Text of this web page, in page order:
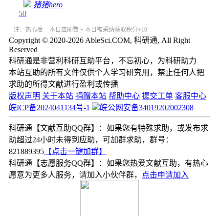
猪猪hero
50
注：热心度 = 本日应助数 + 本日被采纳获取积分÷10
Copyright © 2020-2026 AbleSci.COM, 科研通, All Right
Reserved
科研通是非营利科研互助平台，不忘初心，为科研助力
本站互助的所有文件仅供个人学习研究用，禁止任何人把
求助的所得文献进行盈利或传播
版权声明 关于本站 捐赠本站 帮助中心 提交工单 客服中心
皖ICP备2024041134号-1
皖公网安备34019202002308
科研通【文献互助QQ群】：如果您有特殊求助，或发布求
助超过24小时未得到应助，可加群求助，群号：
821889395 【点击一键加群】
科研通【志愿服务QQ群】：如果您热爱文献互助，有热心
愿意为更多人服务，请加入小伙伴群，
点击申请加入